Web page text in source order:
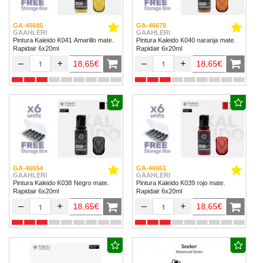
GA-46685
GAAHLERI
Pintura Kaleido K041 Amarillo mate.
Rapidair 6x20ml
– + 18,65€
GA-46678
GAAHLERI
Pintura Kaleido K040 naranja mate.
Rapidair 6x20ml
– + 18,65€
GA-46654
GAAHLERI
Pintura Kaleido K038 Negro mate.
Rapidair 6x20ml
– + 18,65€
GA-46661
GAAHLERI
Pintura Kaleido K039 rojo mate.
Rapidair 6x20ml
– + 18,65€